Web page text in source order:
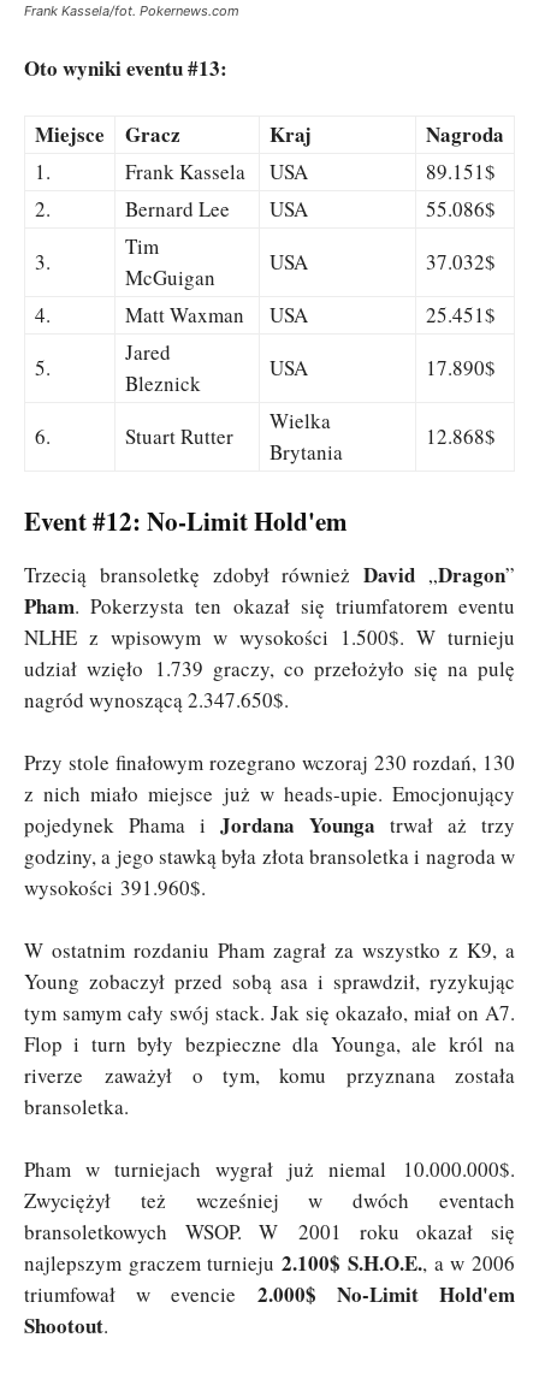
Frank Kassela/fot. Pokernews.com
Oto wyniki eventu #13:
Miejsce Gracz Kraj Nagroda
1. Frank Kassela USA
89.151$
2.
Bernard Lee USA
55.086$
3.
Tim
McGuigan
USA
37.032$
4.
Matt Waxman USA
25.451$
5.
Jared
Bleznick
USA 17.890$
6. Stuart Rutter
Wielka
Brytania
12.868$
Event #12: No-Limit Hold'em
Trzecią bransoletkę zdobył równieżDavid „Dragon”
Pham. Pokerzysta ten okazał się triumfatorem eventu
NLHE z wpisowym w wysokości 1.500$. W turnieju
udział wzięło 1.739 graczy, co przełożyło się na pulę
nagród wynoszącą 2.347.650$.
Przy stole finałowym rozegrano wczoraj 230 rozdań, 130
z nich miało miejsce już w heads-upie. Emocjonujący
pojedynek Phama i Jordana Younga trwał aż trzy
godziny, a jego stawką była złota bransoletka i nagroda w
wysokości 391.960$.
W ostatnim rozdaniu Pham zagrał za wszystko z K9, a
Young zobaczył przed sobą asa i sprawdził, ryzykując
tym samym cały swój stack. Jak się okazało, miał on A7.
Flop i turn były bezpieczne dla Younga, ale król na
riverze zaważył o tym, komu przyznana została
bransoletka.
Pham w turniejach wygrał już niemal 10.000.000$.
Zwyciężył też wcześniej w dwóch eventach
bransoletkowych WSOP. W 2001 roku okazał się
najlepszym graczem turnieju2.100$ S.H.O.E., a w 2006
triumfował w evencie
2.000$ No-Limit Hold'em
Shootout.